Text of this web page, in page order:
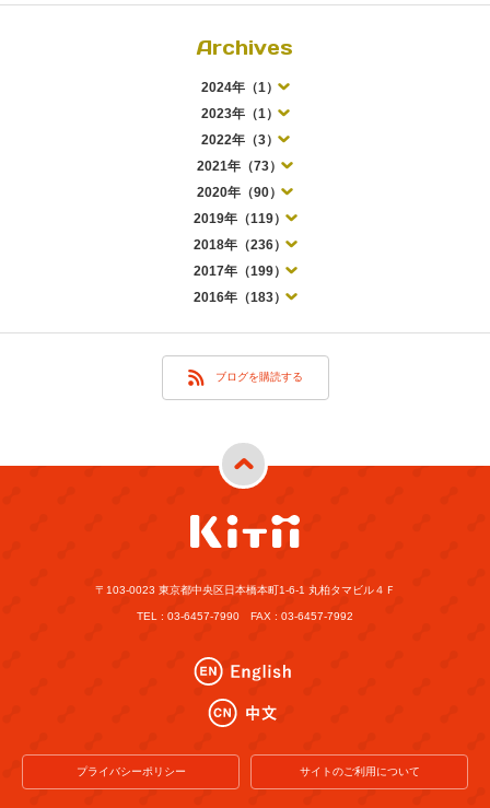
Archives
2024年（1）
2023年（1）
2022年（3）
2021年（73）
2020年（90）
2019年（119）
2018年（236）
2017年（199）
2016年（183）
ブログを購読する
〒103-0023 東京都中央区日本橋本町1-6-1 丸柏タマビル４Ｆ
TEL : 03-6457-7990 FAX : 03-6457-7992
プライバシーポリシー サイトのご利用について